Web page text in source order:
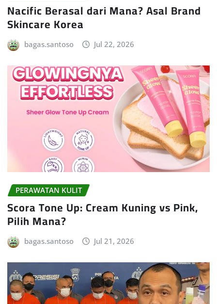
Nacific Berasal dari Mana? Asal Brand
Skincare Korea
bagas.santoso Jul 22, 2026
PERAWATAN KULIT
Scora Tone Up: Cream Kuning vs Pink,
Pilih Mana?
bagas.santoso Jul 21, 2026